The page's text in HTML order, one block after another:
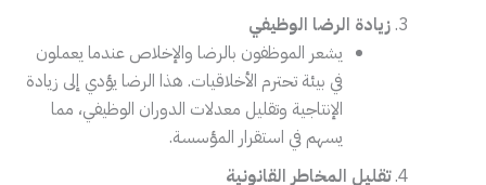
زيادة الرضا الوظيفي
يشعر الموظفون بالرضا والإخلاص عندما يعملون
في بيئة تحترم الأخلاقيات. هذا الرضا يؤدي إلى زيادة
الإنتاجية وتقليل معدلات الدوران الوظيفي، مما
يسهم في استقرار المؤسسة.
تقليل المخاطر القانونية